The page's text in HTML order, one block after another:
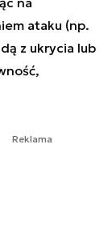
ataku (np.
z ukrycia lub
Reklama